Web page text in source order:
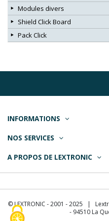
Modules divers
Shield Click Board
Pack Click
INFORMATIONS
NOS SERVICES
A PROPOS DE LEXTRONIC
© LEXTRONIC - 2001 - 2025 |
- 94510 La